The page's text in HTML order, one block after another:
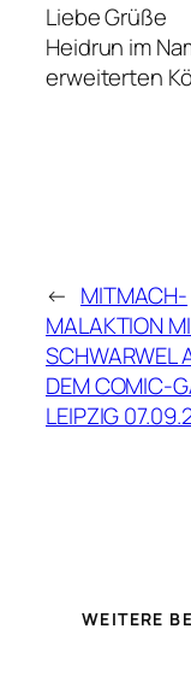
Liebe Grüße
Heidrun im
erweiterten
← MITMACH-
MALAKTION
SCHWARWEL
DEM COMIC-
LEIPZIG
WEITERE